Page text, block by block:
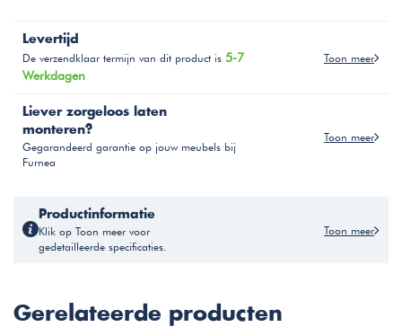
Levertijd
De verzendklaar termijn van dit product is 5-7
Werkdagen
Toon meer
Liever zorgeloos laten
monteren?
Gegarandeerd garantie op jouw meubels bij
Furnea
Toon meer
Productinformatie
Klik op Toon meer voor
gedetailleerde specificaties.
Toon meer
Gerelateerde producten